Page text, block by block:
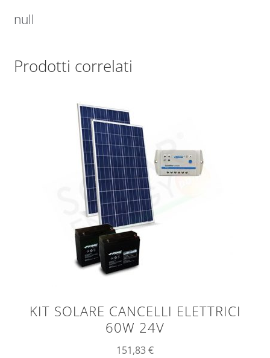
null
Prodotti correlati
KIT SOLARE CANCELLI ELETTRICI
60W 24V
151,83€